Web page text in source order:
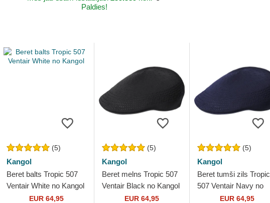
Paldies!
(5)
Kangol
Beret balts Tropic 507
Ventair White no Kangol
EUR 64,95
(5)
Kangol
Beret melns Tropic 507
Ventair Black no Kangol
EUR 64,95
(5)
Kangol
Beret tumši zils Tropic
507 Ventair Navy no
EUR 64,95